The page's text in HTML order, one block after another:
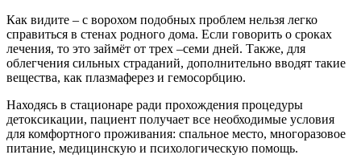
Как видите – с ворохом подобных проблем нельзя легко
справиться в стенах родного дома. Если говорить о сроках
лечения, то это займёт от трех –семи дней. Также, для
облегчения сильных страданий, дополнительно вводят такие
вещества, как плазмаферез и гемосорбцию.
Находясь в стационаре ради прохождения процедуры
детоксикации, пациент получает все необходимые условия
для комфортного проживания: спальное место, многоразовое
питание, медицинскую и психологическую помощь.